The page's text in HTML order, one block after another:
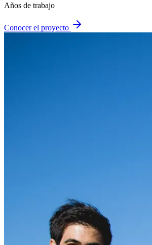
Años de trabajo
Conocer el proyecto